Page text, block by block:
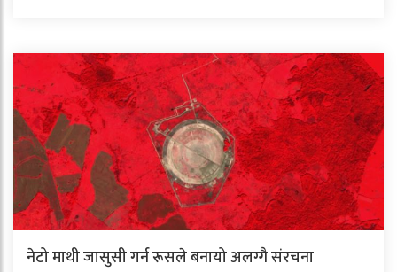
नेटो माथी जासुसी गर्न रूसले बनायो अलग्गै संरचना